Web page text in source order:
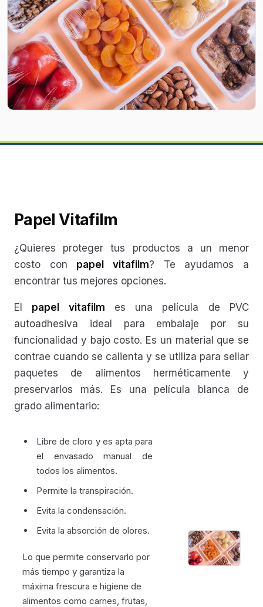
Papel Vitafilm
¿Quieres proteger tus productos a un menor
costo con papel vitafilm? Te ayudamos a
encontrar tus mejores opciones.
El papel vitafilm
es una película de PVC
autoadhesiva ideal para embalaje por su
funcionalidad y bajo costo. Es un material que se
contrae cuando se calienta y se utiliza para sellar
paquetes de alimentos herméticamente y
preservarlos más. Es una película blanca de
grado alimentario:
Libre de cloro y es apta para
el envasado manual de
todos los alimentos.
Permite la transpiración.
Evita la condensación.
Evita la absorción de olores.
Lo que permite conservarlo por
más tiempo y garantiza la
máxima frescura e higiene de
alimentos como carnes, frutas,